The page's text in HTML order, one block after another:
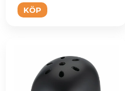
KÖP